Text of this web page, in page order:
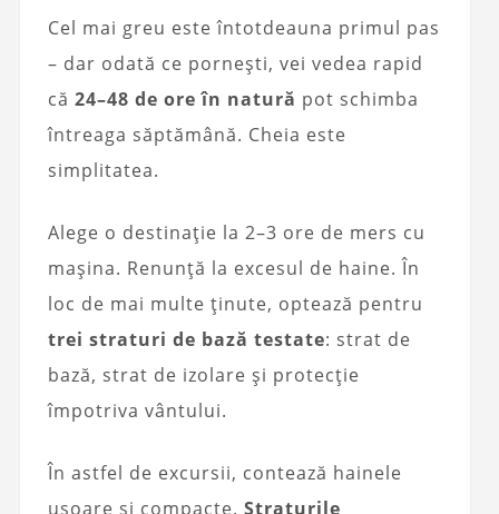
Cel mai greu este întotdeauna primul pas
– dar odată ce pornești, vei vedea rapid
că 24–48 de ore în natură pot schimba
întreaga săptămână. Cheia este
simplitatea.
Alege o destinație la 2–3 ore de mers cu
mașina. Renunță la excesul de haine. În
loc de mai multe ținute, optează pentru
trei straturi de bază testate: strat de
bază, strat de izolare și protecție
împotriva vântului.
În astfel de excursii, contează hainele
ușoare și compacte. Straturile